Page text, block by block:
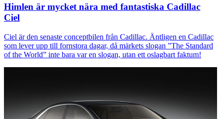
Himlen är mycket nära med fantastiska Cadillac
Ciel
Ciel är den senaste conceptbilen från Cadillac. Äntligen en Cadillac
som lever upp till fornstora dagar, då märkets slogan ”The Standard
of the World” inte bara var en slogan, utan ett oslagbart faktum!